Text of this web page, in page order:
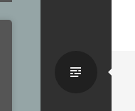
Par